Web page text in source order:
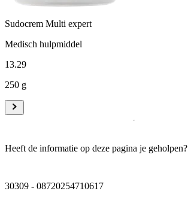
Sudocrem Multi expert
Medisch hulpmiddel
13.29
250 g
Heeft de informatie op deze pagina je geholpen?
30309 - 08720254710617